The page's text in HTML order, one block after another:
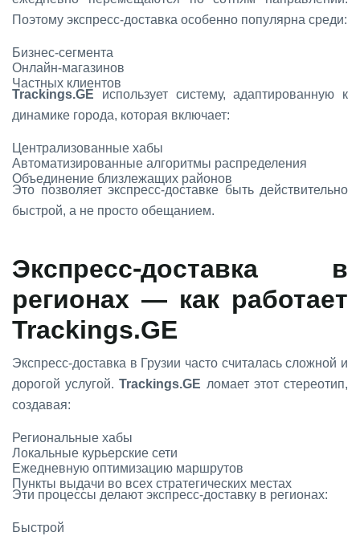
Поэтому экспресс-доставка особенно популярна среди:
Бизнес-сегмента
Онлайн-магазинов
Частных клиентов
Trackings.GE использует систему, адаптированную к
динамике города, которая включает:
Централизованные хабы
Автоматизированные алгоритмы распределения
Объединение близлежащих районов
Это позволяет экспресс-доставке быть действительно
быстрой, а не просто обещанием.
Экспресс-доставка в
регионах — как работает
Trackings.GE
Экспресс-доставка в Грузии часто считалась сложной и
дорогой услугой.Trackings.GE ломает этот стереотип,
создавая:
Региональные хабы
Локальные курьерские сети
Ежедневную оптимизацию маршрутов
Пункты выдачи во всех стратегических местах
Эти процессы делают экспресс-доставку в регионах:
Быстрой